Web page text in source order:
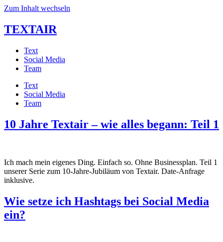
Zum Inhalt wechseln
TEXTAIR
Text
Social Media
Team
Text
Social Media
Team
10 Jahre Textair – wie alles begann: Teil 1
Ich mach mein eigenes Ding. Einfach so. Ohne Businessplan. Teil 1
unserer Serie zum 10-Jahre-Jubiläum von Textair. Date-Anfrage
inklusive.
Wie setze ich Hashtags bei Social Media
ein?